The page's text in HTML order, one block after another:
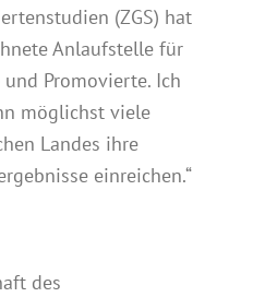
(ZGS) hat
Anlaufstelle für
Promovierte. Ich
möglichst viele
Landes ihre
einreichen.“
des